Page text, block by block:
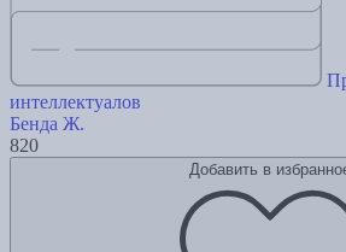
интеллектуалов
Бенда Ж.
820
Добавить в